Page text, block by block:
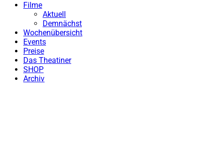
Filme
Aktuell
Demnächst
Wochenübersicht
Events
Preise
Das Theatiner
SHOP
Archiv